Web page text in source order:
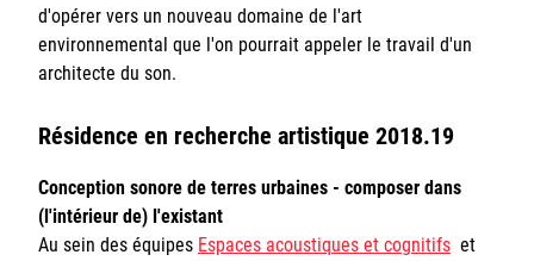
d'opérer vers un nouveau domaine de l'art
environnemental que l'on pourrait appeler le travail d'un
architecte du son.
Résidence en recherche artistique 2018.19
Conception sonore de terres urbaines - composer dans
(l'intérieur de) l'existant
Au sein des équipes Espaces acoustiques et cognitifs et